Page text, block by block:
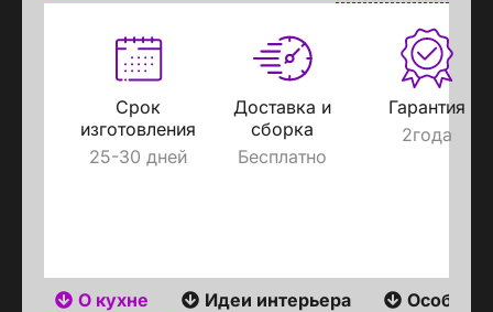
Срок
изготовления
25-30 дней
Доставка и
сборка
Бесплатно
Гарантия
2года
О кухне Идеи интерьера